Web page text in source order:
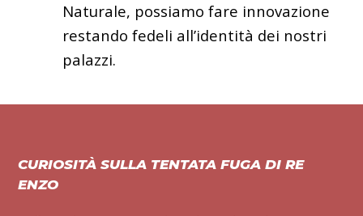
Naturale, possiamo fare innovazione
restando fedeli all’identità dei nostri
palazzi.
CURIOSITÀ SULLA TENTATA FUGA DI RE
ENZO